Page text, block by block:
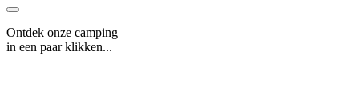
Ontdek onze camping
in een paar klikken...